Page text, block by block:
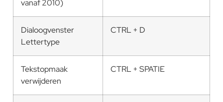
vanaf 2010)
Dialoogvenster
Lettertype
CTRL + D
Tekstopmaak
verwijderen
CTRL + SPATIE